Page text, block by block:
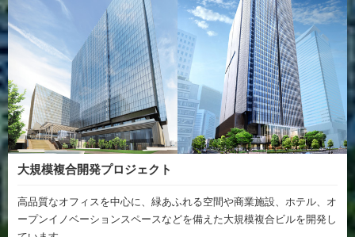
大規模複合開発プロジェクト
高品質なオフィスを中心に、緑あふれる空間や商業施設、ホテル、オ
ープンイノベーションスペースなどを備えた大規模複合ビルを開発し